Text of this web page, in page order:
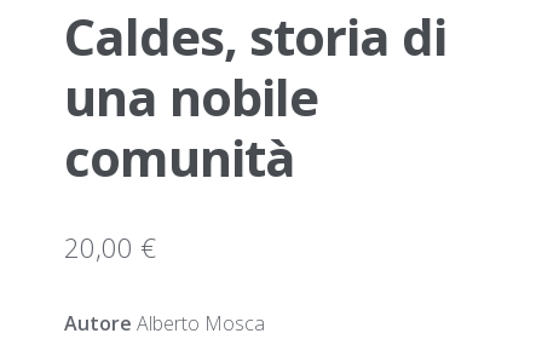
Caldes, storia di
una nobile
comunità
20,00 €
Autore Alberto Mosca